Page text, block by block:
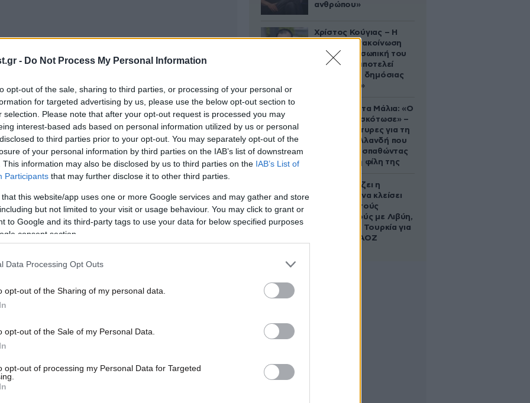
- Do Not Process My Personal Information
opt-out of the sale, sharing to third parties, or processing of your personal or
for targeted advertising by us, please use the below opt-out section to
selection. Please note that after your opt-out request is processed you may
interest-based ads based on personal information utilized by us or personal
to third parties prior to your opt-out. You may separately opt-out of the
of your personal information by third parties on the IAB’s list of downstream
This information may also be disclosed by us to third parties on the IAB’s List of
Participants that may further disclose it to other third parties.
that this website/app uses one or more Google services and may gather and store
but not limited to your visit or usage behaviour. You may click to grant or
to Google and its third-party tags to use your data for below specified purposes
consent section.
Data Processing Opt Outs
opt-out of the Sharing of my personal data.
opt-out of the Sale of my Personal Data.
opt-out of processing my Personal Data for Targeted
ότι κατέχει 128.884,64 ευρώ σε τράπεζες
σύζυγό του να δηλώνει καταθέσεις 23.478, 72
αφορά τα ακίνητα ο πρώην
και η σύζυγός του δήλωσαν 11 ακίνητα στην
τρεις μοτοσυκλέτες και δύο επιβατικά
ότι
τη βεβαίωση του Λιμενικού».
κατάστασης του κ. Βαρουφάκη εδώ
ανθρώπου»
Χρίστος Κούγιας – Η
αυστηρή ανακοίνωση
για την προσωπική του
ζωή: «Δεν αποτελεί
αντικείμενο δημόσιας
συζήτησης»
Τραγωδία στα Μάλια: «Ο
πανικός τη σκότωσε» –
Τι λένε μάρτυρες για τη
42χρονη Ολλανδή που
πνίγηκε προσπαθώντας
να σώσει τη φίλη της
Πώς σχεδιάζει η
κυβέρνηση να κλείσει
τους ανοιχτούς
λογαριασμούς με Λιβύη,
Αλβανία και Τουρκία για
τη χάραξη ΑΟΖ